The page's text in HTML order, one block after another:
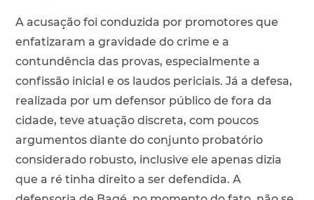
A acusação foi conduzida por promotores que
enfatizaram a gravidade do crime e a
contundência das provas, especialmente a
confissão inicial e os laudos periciais. Já a defesa,
realizada por um defensor público de fora da
cidade, teve atuação discreta, com poucos
argumentos diante do conjunto probatório
considerado robusto, inclusive ele apenas dizia
que a ré tinha direito a ser defendida. A